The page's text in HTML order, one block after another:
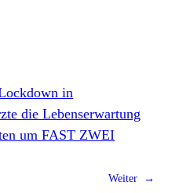
in
die Lebenserwartung
um FAST ZWEI
Weiter →